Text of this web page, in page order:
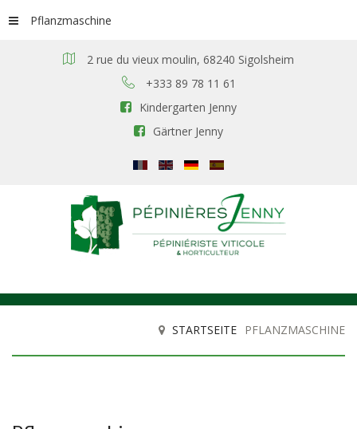
2 rue du vieux moulin, 68240 Sigolsheim
+333 89 78 11 61
Kindergarten Jenny
Gärtner Jenny
Pflanzmaschine
STARTSEITE PFLANZMASCHINE